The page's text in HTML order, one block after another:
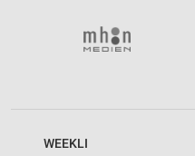
WEEKLI